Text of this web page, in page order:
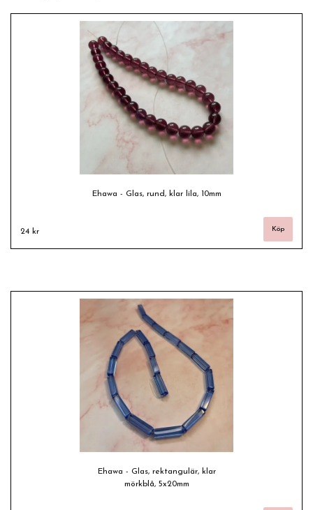
Ehawa - Glas, rund, klar lila, 10mm
24 kr
Ehawa - Glas, rektangulär, klar
mörkblå, 5x20mm